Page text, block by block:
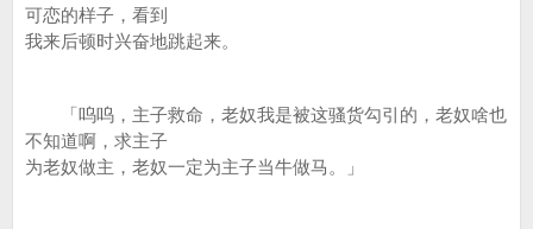
可恋的样子，看到
我来后顿时兴奋地跳起来。
「呜呜，主子救命，老奴我是被这骚货勾引的，老奴啥也
不知道啊，求主子
为老奴做主，老奴一定为主子当牛做马。」